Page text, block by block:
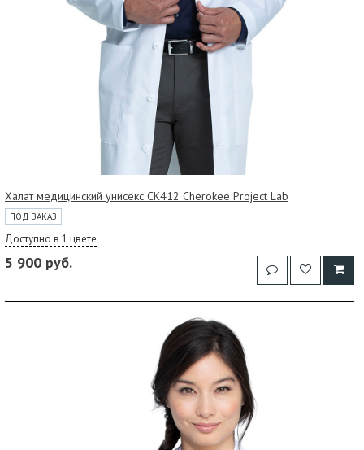
Халат медицинский унисекс CK412 Cherokee Project Lab
ПОД ЗАКАЗ
Доступно в 1 цвете
5 900 руб.